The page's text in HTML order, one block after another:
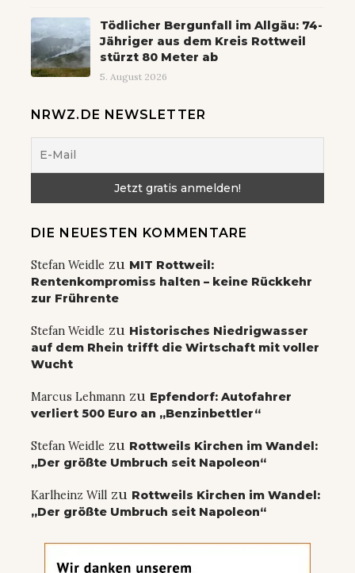
Tödlicher Bergunfall im Allgäu: 74-
Jähriger aus dem Kreis Rottweil
stürzt 80 Meter ab
5. August 2026
NRWZ.DE NEWSLETTER
DIE NEUESTEN KOMMENTARE
Stefan Weidle zu MIT Rottweil:
Rentenkompromiss halten – keine Rückkehr
zur Frührente
Stefan Weidle zu Historisches Niedrigwasser
auf dem Rhein trifft die Wirtschaft mit voller
Wucht
Marcus Lehmann zu Epfendorf: Autofahrer
verliert 500 Euro an „Benzinbettler“
Stefan Weidle zu Rottweils Kirchen im Wandel:
„Der größte Umbruch seit Napoleon“
Karlheinz Will zu Rottweils Kirchen im Wandel:
„Der größte Umbruch seit Napoleon“